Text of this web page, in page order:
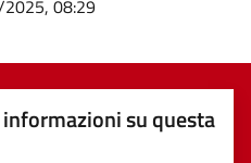
08:29
su questa